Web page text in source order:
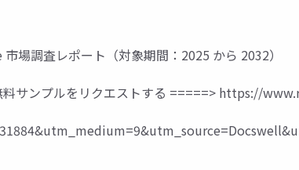
場調査レポート（対象期間：2025 から 2032）
サンプルをリクエストする =====> https://